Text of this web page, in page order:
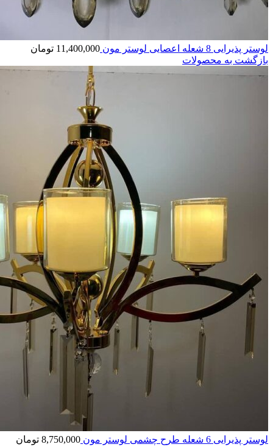
لوستر پذیرایی 8 شعله اعصایی لوستر مون 11,400,000 تومان
بازگشت به محصولات
لوستر پذیرایی 6 شعله طرح چشمی لوستر مون 8,750,000 تومان